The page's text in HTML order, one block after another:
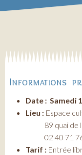
Informations
Date : Samedi
Lieu : Espace
89 quai de la
02 40 71
Tarif : Entrée